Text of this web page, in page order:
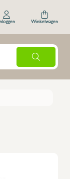
Winkelwagen